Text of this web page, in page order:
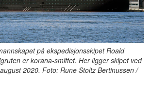
på ekspedisjonsskipet Roald
er korana-smittet. Her ligger skipet ved
2020. Foto: Rune Stoltz Bertinussen /